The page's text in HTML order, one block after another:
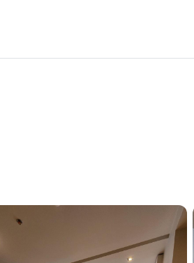
Add comparative units
Number 3